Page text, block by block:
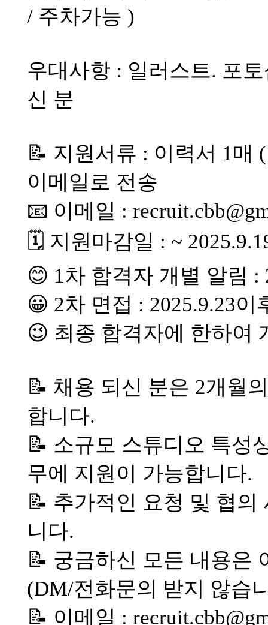
/ 주차가능 )
우대사항 : 일러스트. 포
신 분
📝 지원서류 : 이력서 1매
이메일로 전송
📧 이메일 :
🗓️ 지원마감일 : ~
😊 1차 합격자 개별 알림 :
😀 2차 면접 : 2025.9.23이
😉 최종 합격자에 한하여
📝 채용 되신 분은 2개월
합니다.
📝 소규모 스튜디오 특성
무에 지원이 가능합니다.
📝 추가적인 요청 및 협
니다.
📝 궁금하신 모든 내용은
(DM/전화문의 받지 않습
📝 이메일 :